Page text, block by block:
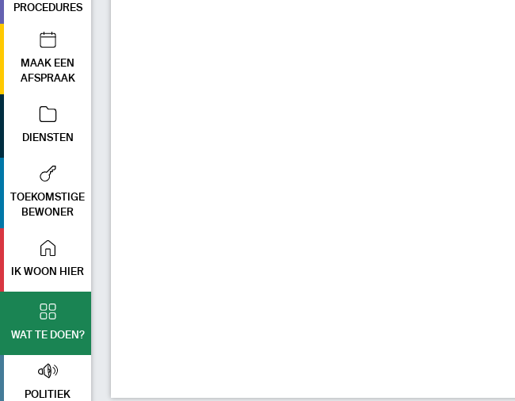
PROCEDURES
MAAK EEN
AFSPRAAK
DIENSTEN
TOEKOMSTIGE
BEWONER
IK WOON HIER
WAT TE DOEN?
POLITIEK